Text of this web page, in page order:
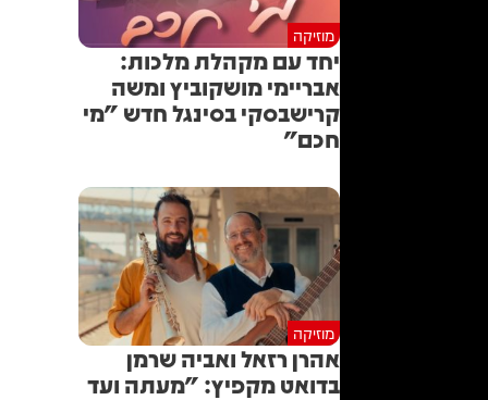
מוזיקה
יחד עם מקהלת מלכות:
אבריימי מושקוביץ ומשה
קרישבסקי בסינגל חדש "מי
חכם"
מוזיקה
אהרן רזאל ואביה שרמן
בדואט מקפיץ: "מעתה ועד